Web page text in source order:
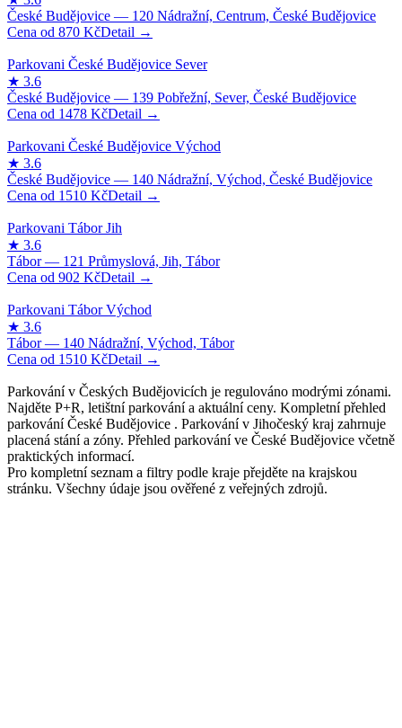
870 Kč
1478 Kč
1510 Kč
902 Kč
1510 Kč
Parkování v Českých Budějovicích je regulováno modrými zónami.
Najděte P+R, letištní parkování a aktuální ceny. Kompletní přehled
parkování České Budějovice . Parkování v Jihočeský kraj zahrnuje
placená stání a zóny. Přehled parkování ve České Budějovice včetně
praktických informací.
Pro kompletní seznam a filtry podle kraje přejděte na krajskou
stránku. Všechny údaje jsou ověřené z veřejných zdrojů.